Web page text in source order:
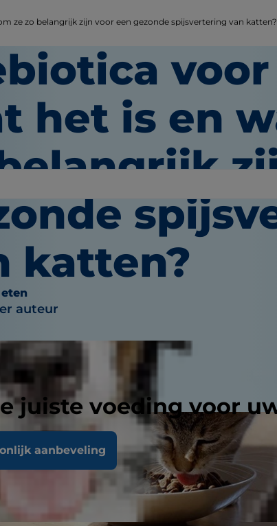
juiste voeding voor
aanbeveling
ze zo belangrijk zijn voor een gezonde spijsvertering van katten?
het is en
katten?
auteur
2023